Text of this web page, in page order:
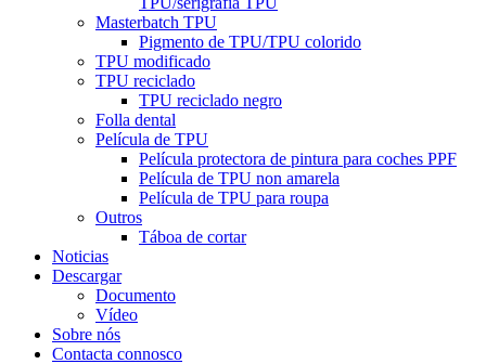
Masterbatch TPU
Pigmento de TPU/TPU colorido
TPU modificado
TPU reciclado
TPU reciclado negro
Folla dental
Película de TPU
Película protectora de pintura para coches PPF
Película de TPU non amarela
Película de TPU para roupa
Outros
Táboa de cortar
Noticias
Descargar
Documento
Vídeo
Sobre nós
Contacta connosco